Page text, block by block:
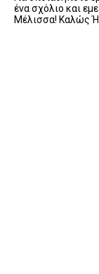
ένα σχόλιο και
Μέλισσα! Καλώς